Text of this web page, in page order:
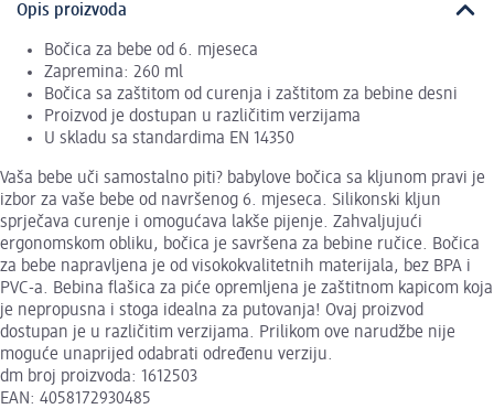
Opis proizvoda
Bočica za bebe od 6. mjeseca
Zapremina: 260 ml
Bočica sa zaštitom od curenja i zaštitom za bebine desni
Proizvod je dostupan u različitim verzijama
U skladu sa standardima EN 14350
Vaša bebe uči samostalno piti? babylove bočica sa kljunom pravi je
izbor za vaše bebe od navršenog 6. mjeseca. Silikonski kljun
sprječava curenje i omogućava lakše pijenje. Zahvaljujući
ergonomskom obliku, bočica je savršena za bebine ručice. Bočica
za bebe napravljena je od visokokvalitetnih materijala, bez BPA i
PVC-a. Bebina flašica za piće opremljena je zaštitnom kapicom koja
je nepropusna i stoga idealna za putovanja! Ovaj proizvod
dostupan je u različitim verzijama. Prilikom ove narudžbe nije
moguće unaprijed odabrati određenu verziju.
dm broj proizvoda: 1612503
EAN: 4058172930485